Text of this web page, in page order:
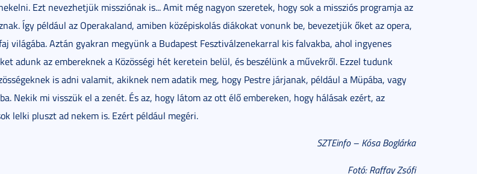
Ezt nevezhetjük missziónak is... Amit még nagyon szeretek, hogy sok a missziós programja az
Így például az Operakaland, amiben középiskolás diákokat vonunk be, bevezetjük őket az opera,
világába. Aztán gyakran megyünk a Budapest Fesztiválzenekarral kis falvakba, ahol ingyenes
adunk az embereknek a Közösségi hét keretein belül, és beszélünk a művekről. Ezzel tudunk
is adni valamit, akiknek nem adatik meg, hogy Pestre járjanak, például a Müpába, vagy
Nekik mi visszük el a zenét. És az, hogy látom az ott élő embereken, hogy hálásak ezért, az
lelki pluszt ad nekem is. Ezért például megéri.
SZTEinfo – Kósa Boglárka
Fotó: Raffay Zsófi